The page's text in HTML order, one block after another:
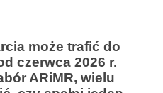
może trafić do
czerwca 2026 r.
ARiMR, wielu